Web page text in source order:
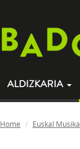
ALDIZKARIA
Home Euskal Musika